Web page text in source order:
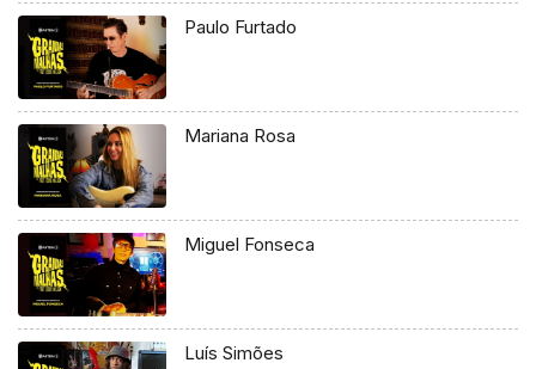
Paulo Furtado
Mariana Rosa
Miguel Fonseca
Luís Simões